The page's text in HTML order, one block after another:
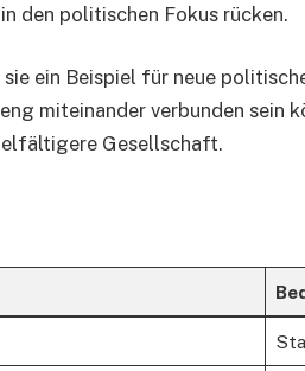
den politischen Fokus rücken.
sie ein Beispiel für neue
miteinander verbunden sein
Gesellschaft.